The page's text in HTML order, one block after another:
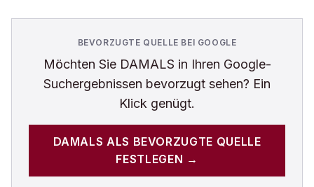
BEVORZUGTE QUELLE BEI GOOGLE
Möchten Sie DAMALS in Ihren Google-
Suchergebnissen bevorzugt sehen? Ein
Klick genügt.
DAMALS ALS BEVORZUGTE QUELLE
FESTLEGEN →